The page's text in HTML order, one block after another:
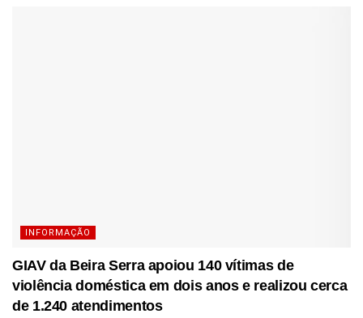
INFORMAÇÃO
GIAV da Beira Serra apoiou 140 vítimas de
violência doméstica em dois anos e realizou cerca
de 1.240 atendimentos